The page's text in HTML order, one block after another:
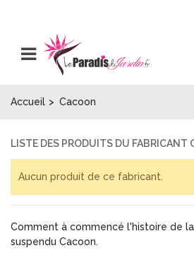
Accueil > Cacoon
LISTE DES PRODUITS DU FABRICANT
Aucun produit de ce fabricant.
Comment à commencé l'histoire de
suspendu Cacoon.